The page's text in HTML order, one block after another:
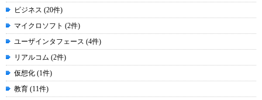
ビジネス (20件)
マイクロソフト (2件)
ユーザインタフェース (4件)
リアルコム (2件)
仮想化 (1件)
教育 (11件)